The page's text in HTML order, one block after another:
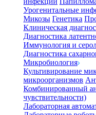
Урогенитальные
Микозы Генетика
Клиническая
Диагностика
Иммунология и
Диагностика
Микробиология
Культивирование
микроорганизмов
Комбинированный
чувствительности)
Лабораторная